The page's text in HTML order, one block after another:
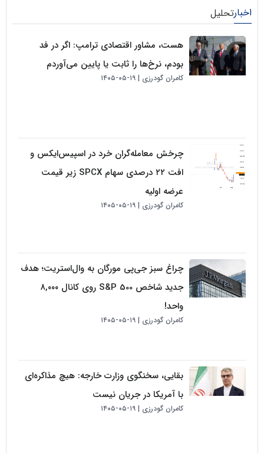
هست، مشاور اقتصادی ترامپ: اگر در فد
بودم، نرخ‌ها را ثابت یا پایین می‌آوردم
کامران گودرزی ۱۹-۰۵-۱۴۰۵
چرخش معامله‌گران خرد در اسپیس‌ایکس و
افت ۲۲ درصدی سهام SPCX زیر قیمت
عرضه اولیه
کامران گودرزی ۱۹-۰۵-۱۴۰۵
چراغ سبز جی‌پی مورگان به وال‌استریت؛ هدف
جدید شاخص S&P 500 روی کانال ۸,۰۰۰
کامران گودرزی ۱۹-۰۵-۱۴۰۵
بقایی، سخنگوی وزارت خارجه: هیچ مذاکره‌ای
با آمریکا در جریان نیست
کامران گودرزی ۱۹-۰۵-۱۴۰۵